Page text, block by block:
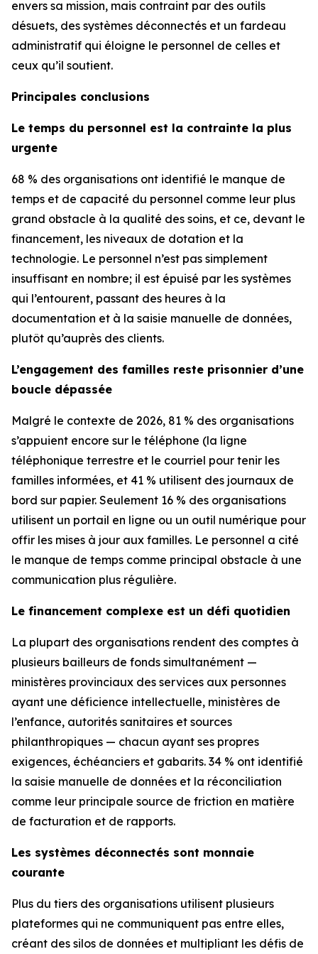
envers sa mission, mais contraint par des outils
désuets, des systèmes déconnectés et un fardeau
administratif qui éloigne le personnel de celles et
ceux qu’il soutient.
Principales conclusions
Le temps du personnel est la contrainte la plus
urgente
68 % des organisations ont identifié le manque de
temps et de capacité du personnel comme leur plus
grand obstacle à la qualité des soins, et ce, devant le
financement, les niveaux de dotation et la
technologie. Le personnel n’est pas simplement
insuffisant en nombre; il est épuisé par les systèmes
qui l’entourent, passant des heures à la
documentation et à la saisie manuelle de données,
plutôt qu’auprès des clients.
L’engagement des familles reste prisonnier d’une
boucle dépassée
Malgré le contexte de 2026, 81 % des organisations
s’appuient encore sur le téléphone (la ligne
téléphonique terrestre et le courriel pour tenir les
familles informées, et 41 % utilisent des journaux de
bord sur papier. Seulement 16 % des organisations
utilisent un portail en ligne ou un outil numérique pour
offir les mises à jour aux familles. Le personnel a cité
le manque de temps comme principal obstacle à une
communication plus régulière.
Le financement complexe est un défi quotidien
La plupart des organisations rendent des comptes à
plusieurs bailleurs de fonds simultanément —
ministères provinciaux des services aux personnes
ayant une déficience intellectuelle, ministères de
l’enfance, autorités sanitaires et sources
philanthropiques — chacun ayant ses propres
exigences, échéanciers et gabarits. 34 % ont identifié
la saisie manuelle de données et la réconciliation
comme leur principale source de friction en matière
de facturation et de rapports.
Les systèmes déconnectés sont monnaie
courante
Plus du tiers des organisations utilisent plusieurs
plateformes qui ne communiquent pas entre elles,
créant des silos de données et multipliant les défis de